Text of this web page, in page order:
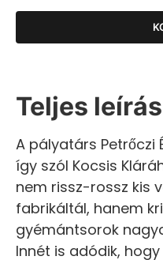
Teljes leírás
A pályatárs Petrőczi
így szól Kocsis
nem rissz-rossz kis
fabrikáltál, hanem
gyémántsorok
Innét is adódik,